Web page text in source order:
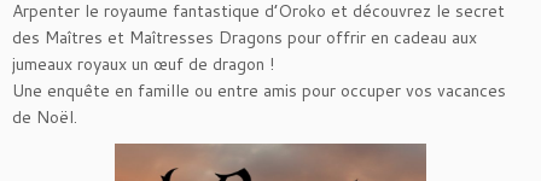
Arpenter le royaume fantastique d’Oroko et découvrez le secret
des Maîtres et Maîtresses Dragons pour offrir en cadeau aux
jumeaux royaux un œuf de dragon !
Une enquête en famille ou entre amis pour occuper vos vacances
de Noël.